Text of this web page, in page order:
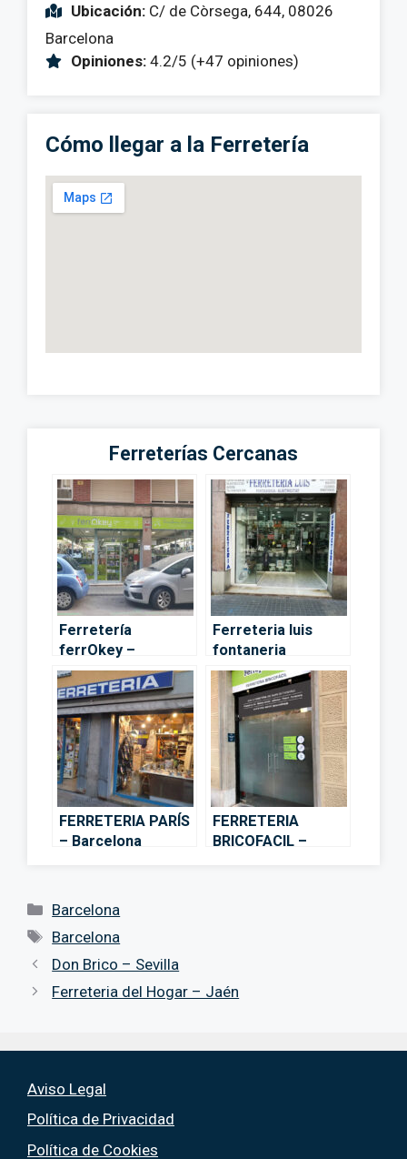
Ubicación: C/ de Còrsega, 644, 08026
Barcelona
Opiniones: 4.2/5 (+47 opiniones)
Cómo llegar a la Ferretería
Ferreterías Cercanas
Ferretería
ferrOkey –
Barcelona
Ferreteria luis
fontaneria
electricidad –
Barcelona
FERRETERIA PARÍS
– Barcelona
FERRETERIA
BRICOFACIL –
Categorías
Barcelona
Etiquetas
Barcelona
Don Brico – Sevilla
Ferreteria del Hogar – Jaén
Aviso Legal
Política de Privacidad
Política de Cookies